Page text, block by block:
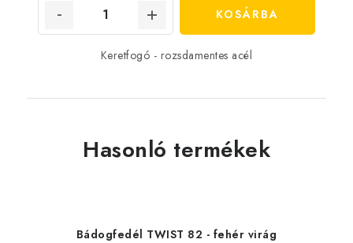
KOSÁRBA
Keretfogó - rozsdamentes acél
Hasonló termékek
Bádogfedél TWIST 82 - fehér virág